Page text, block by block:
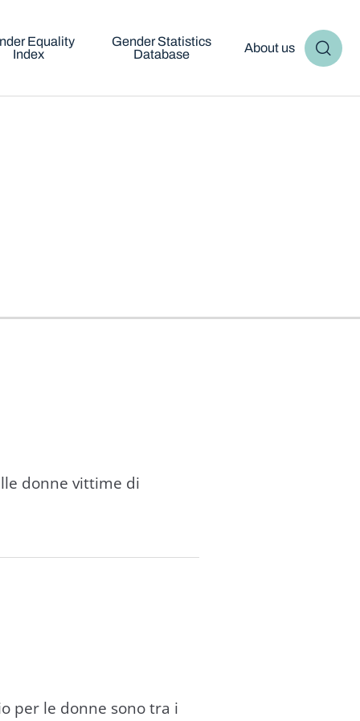
Equality
Index
Gender Statistics
Database
About us
donne vittime di
per le donne sono tra i